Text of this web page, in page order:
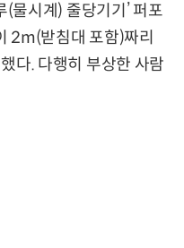
(물시계) 줄당기기’ 퍼포
2m(받침대 포함)짜리
다. 다행히 부상한 사람